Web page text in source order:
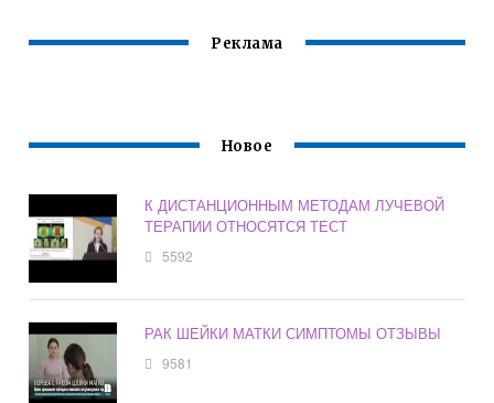
Реклама
Новое
К ДИСТАНЦИОННЫМ МЕТОДАМ ЛУЧЕВОЙ
ТЕРАПИИ ОТНОСЯТСЯ ТЕСТ
5592
РАК ШЕЙКИ МАТКИ СИМПТОМЫ ОТЗЫВЫ
9581